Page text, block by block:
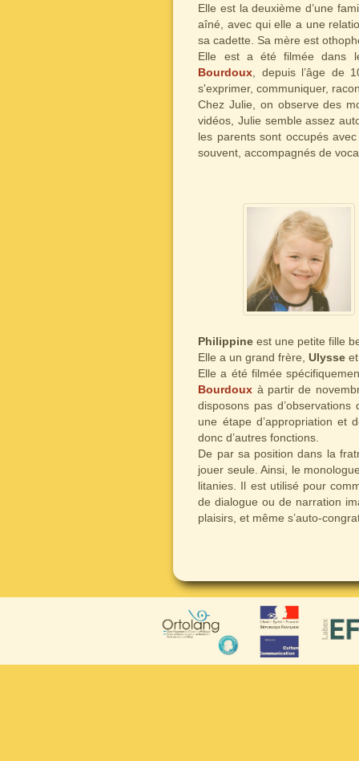
Elle est la deuxième d’une
aîné, avec qui elle a une
sa cadette. Sa mère est
Elle est a été filmée dans
Bourdoux, depuis l’âge de
s'exprimer, communiquer,
Chez Julie, on observe des
vidéos, Julie semble assez
les parents sont occupés
souvent, accompagnés de
Philippine est une petite fille
Elle a un grand frère,Ulysse
Elle a été filmée
Bourdoux à partir de
disposons pas
une étape d’appropriation et
donc d’autres fonctions.
De par sa position dans la
jouer seule. Ainsi, le
litanies. Il est utilisé pour
de dialogue ou de narration
plaisirs, et même s’auto-